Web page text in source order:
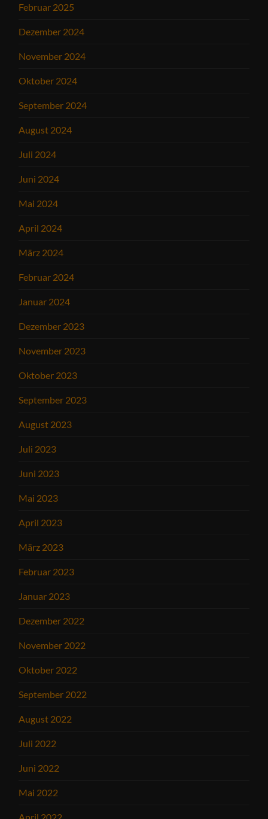
Februar 2025
Dezember 2024
November 2024
Oktober 2024
September 2024
August 2024
Juli 2024
Juni 2024
Mai 2024
April 2024
März 2024
Februar 2024
Januar 2024
Dezember 2023
November 2023
Oktober 2023
September 2023
August 2023
Juli 2023
Juni 2023
Mai 2023
April 2023
März 2023
Februar 2023
Januar 2023
Dezember 2022
November 2022
Oktober 2022
September 2022
August 2022
Juli 2022
Juni 2022
Mai 2022